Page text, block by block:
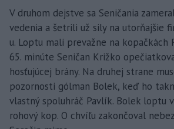
V druhom dejstve sa Seničania
vedenia a šetrili už sily na utorňajšie
u. Loptu mali prevažne na kopačkách
65. minúte Seničan Križko
hosťujúcej brány. Na druhej strane
pozornosti gólman Bolek, keď ho
vlastný spoluhráč Pavlík. Bolek loptu
rohový kop. O chvíľu zakončoval